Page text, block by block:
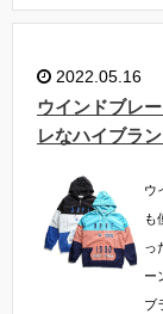
2022.05.16
ウインドブレ
レなハイブラン
ウ
も
っ
ー
ブ